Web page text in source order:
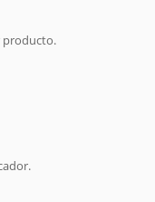
producto.